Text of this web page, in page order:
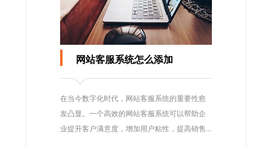
网站客服系统怎么添加
在当今数字化时代，网站客服系统的重要性愈
发凸显。一个高效的网站客服系统可以帮助企
业提升客户满意度，增加用户粘性，提高销售